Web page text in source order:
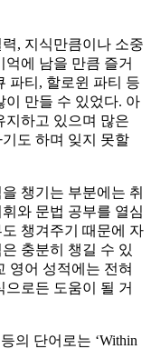
, 지식만큼이나 소중
에 남을 만큼 즐거
파티, 할로윈 파티 등
이 만들 수 있었다. 아
지하고 있으며 많은
도 하며 잊지 못할
챙기는 부분에는 취
와 문법 공부를 열심
챙겨주기 때문에 자
충분히 챙길 수 있
영어 성적에는 전혀
로든 도움이 될 거
의 단어로는 ‘Within